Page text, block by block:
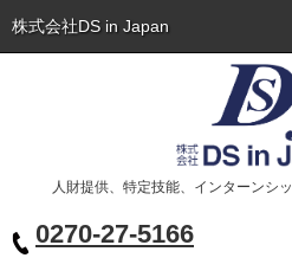
株式会社DS in Japan
人財提供、特定技能、インターンシ
0270-27-5166
MENU
事業案内Business